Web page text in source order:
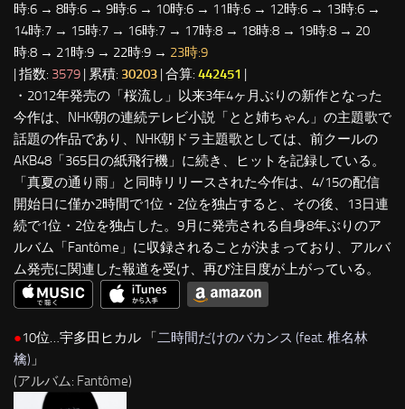
時:6 → 8時:6 → 9時:6 → 10時:6 → 11時:6 → 12時:6 → 13時:6 →
14時:7 → 15時:7 → 16時:7 → 17時:8 → 18時:8 → 19時:8 → 20
時:8 → 21時:9 → 22時:9 → 23時:9
| 指数: 3579 | 累積: 30203 | 合算: 442451 |
・2012年発売の「桜流し」以来3年4ヶ月ぶりの新作となった
今作は、NHK朝の連続テレビ小説「とと姉ちゃん」の主題歌で
話題の作品であり、NHK朝ドラ主題歌としては、前クールの
AKB48「365日の紙飛行機」に続き、ヒットを記録している。
「真夏の通り雨」と同時リリースされた今作は、4/15の配信
開始日に僅か2時間で1位・2位を独占すると、その後、13日連
続で1位・2位を独占した。9月に発売される自身8年ぶりのア
ルバム「Fantôme」に収録されることが決まっており、アルバ
ム発売に関連した報道を受け、再び注目度が上がっている。
●10位…宇多田ヒカル 「二時間だけのバカンス (feat. 椎名林
檎) 」
(アルバム: Fantôme)